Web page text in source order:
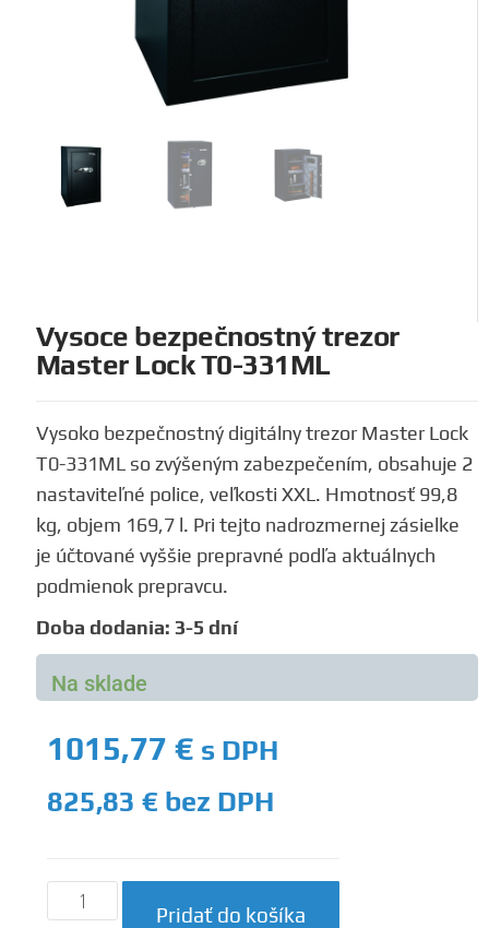
Vysoce bezpečnostný trezor
Master Lock T0-331ML
Vysoko bezpečnostný digitálny trezor Master Lock
T0-331ML so zvýšeným zabezpečením, obsahuje 2
nastaviteľné police, veľkosti XXL. Hmotnosť 99,8
kg, objem 169,7 l. Pri tejto nadrozmernej zásielke
je účtované vyššie prepravné podľa aktuálnych
podmienok prepravcu.
Doba dodania: 3-5 dní
Na sklade
1015,77 € s DPH
825,83 € bez DPH
Pridať do košíka